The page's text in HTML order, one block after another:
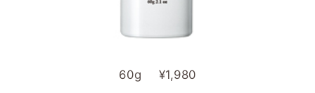
60g ¥1,980